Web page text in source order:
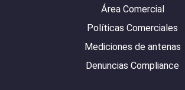
Área Comercial
Políticas Comerciales
Mediciones de antenas
Denuncias Compliance